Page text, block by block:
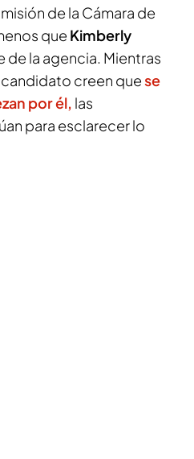
de la Cámara de
que Kimberly
de la agencia. Mientras
creen quese
por él, las
para esclarecer lo